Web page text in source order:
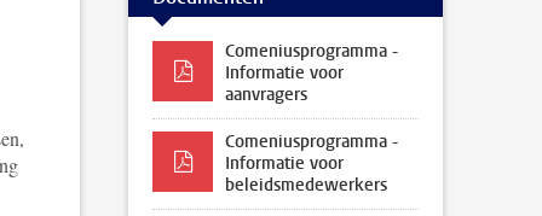
Comeniusprogramma -
Informatie voor
aanvragers
Comeniusprogramma -
Informatie voor
beleidsmedewerkers